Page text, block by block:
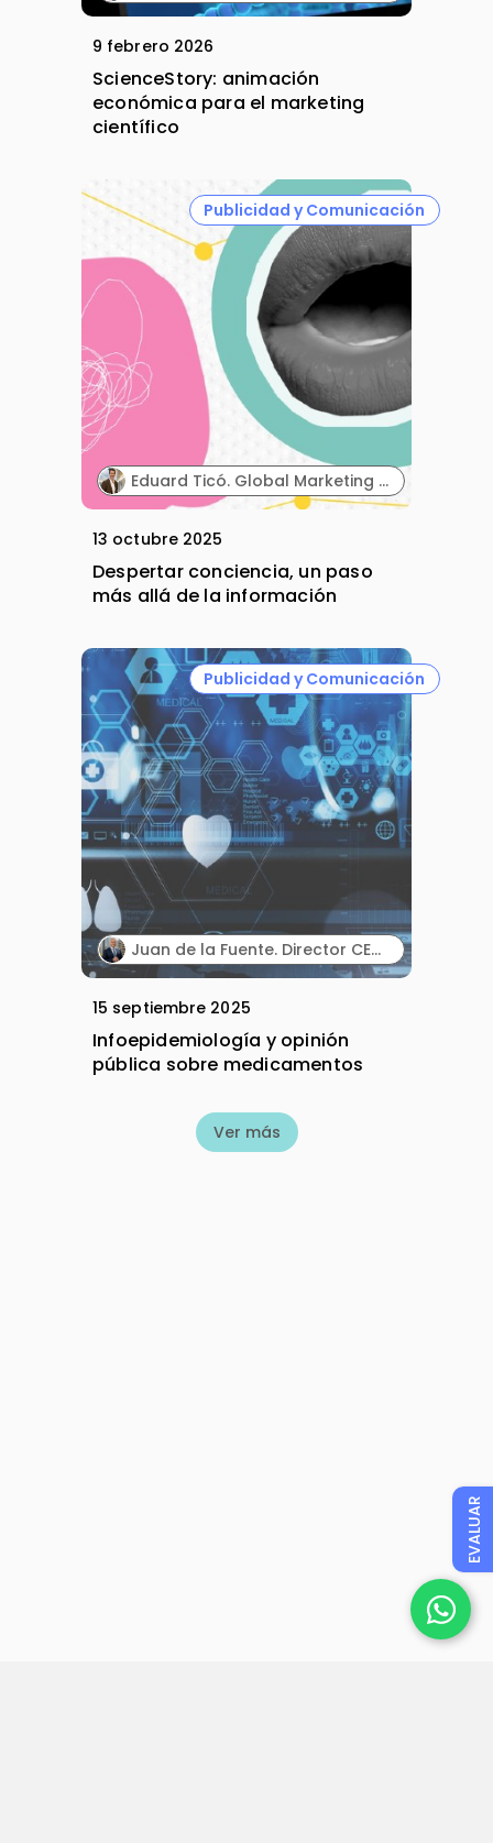
9 febrero 2026
ScienceStory: animación
económica para el marketing
científico
Publicidad y Comunicación
Eduard Ticó. Global Marketing Director. Dentaid.
13 octubre 2025
Despertar conciencia, un paso
más allá de la información
Publicidad y Comunicación
Juan de la Fuente. Director CEO. BioPress Healthcare.
15 septiembre 2025
Infoepidemiología y opinión
pública sobre medicamentos
Ver más
EVALUAR